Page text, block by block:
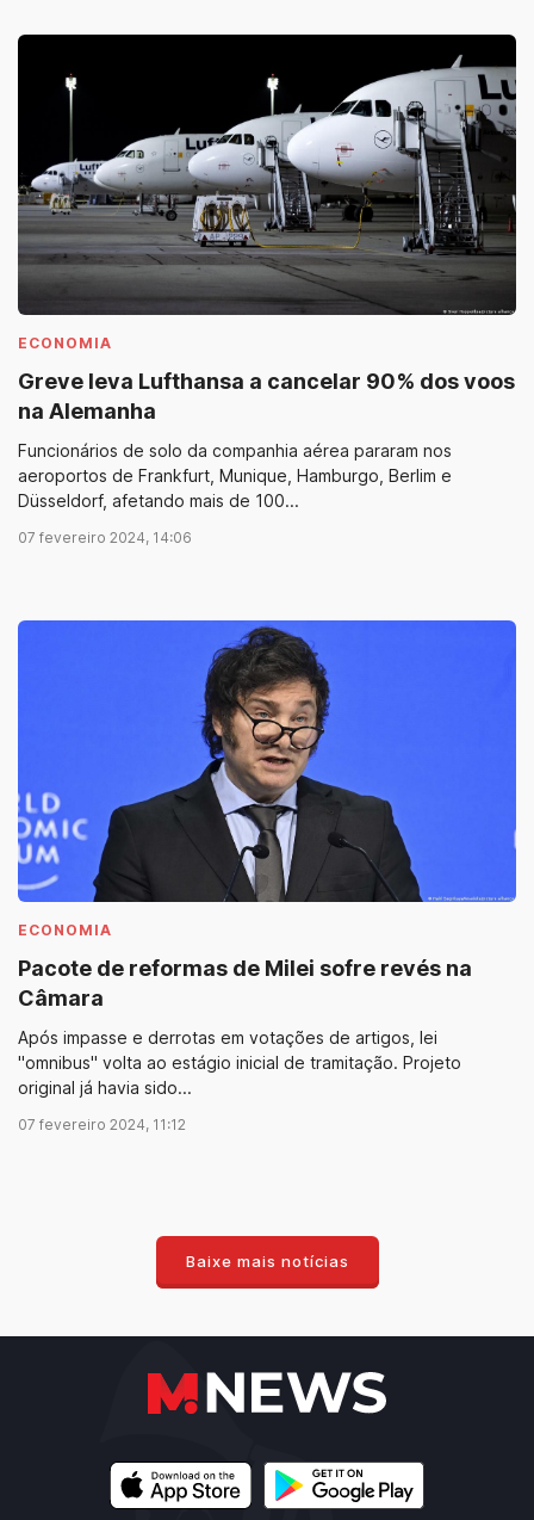
ECONOMIA
Greve leva Lufthansa a cancelar 90% dos voos
na Alemanha
Funcionários de solo da companhia aérea pararam nos
aeroportos de Frankfurt, Munique, Hamburgo, Berlim e
Düsseldorf, afetando mais de 100...
07 fevereiro 2024, 14:06
ECONOMIA
Pacote de reformas de Milei sofre revés na
Câmara
Após impasse e derrotas em votações de artigos, lei
"omnibus" volta ao estágio inicial de tramitação. Projeto
original já havia sido...
07 fevereiro 2024, 11:12
Baixe mais notícias